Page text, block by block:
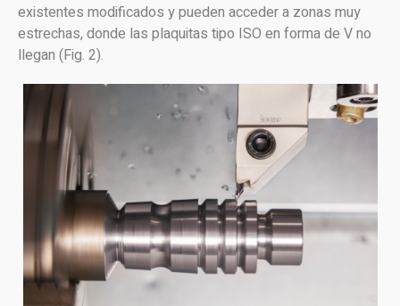
existentes modificados y pueden acceder a zonas muy
estrechas, donde las plaquitas tipo ISO en forma de V no
llegan (Fig. 2).